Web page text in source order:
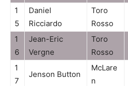
1
5
Daniel
Ricciardo
Toro
Rosso
1
6
Jean-Eric
Vergne
Toro
Rosso
1
7
Jenson Button
McLare
n